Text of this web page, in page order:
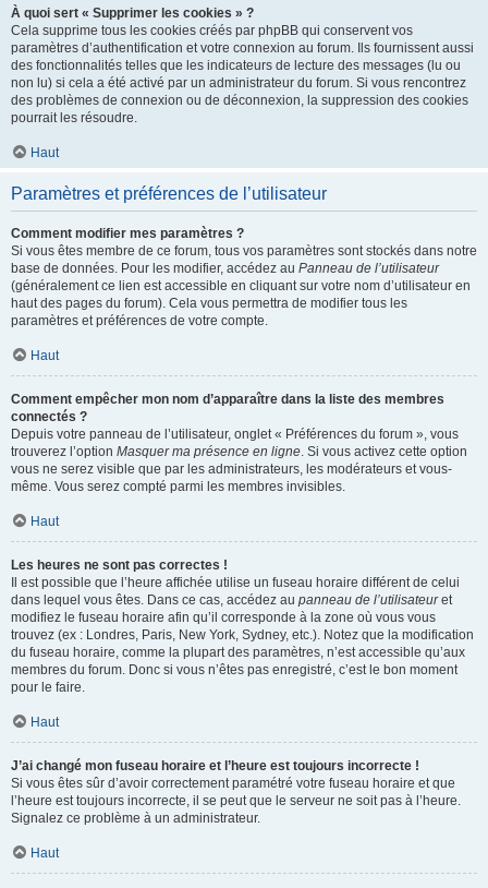
À quoi sert « Supprimer les cookies » ?
Cela supprime tous les cookies créés par phpBB qui conservent vos
paramètres d’authentification et votre connexion au forum. Ils fournissent aussi
des fonctionnalités telles que les indicateurs de lecture des messages (lu ou
non lu) si cela a été activé par un administrateur du forum. Si vous rencontrez
des problèmes de connexion ou de déconnexion, la suppression des cookies
pourrait les résoudre.
Haut
Paramètres et préférences de l’utilisateur
Comment modifier mes paramètres ?
Si vous êtes membre de ce forum, tous vos paramètres sont stockés dans notre
base de données. Pour les modifier, accédez au Panneau de l’utilisateur
(généralement ce lien est accessible en cliquant sur votre nom d’utilisateur en
haut des pages du forum). Cela vous permettra de modifier tous les
paramètres et préférences de votre compte.
Haut
Comment empêcher mon nom d’apparaître dans la liste des membres
connectés ?
Depuis votre panneau de l’utilisateur, onglet « Préférences du forum », vous
trouverez l’option Masquer ma présence en ligne. Si vous activez cette option
vous ne serez visible que par les administrateurs, les modérateurs et vous-
même. Vous serez compté parmi les membres invisibles.
Haut
Les heures ne sont pas correctes !
Il est possible que l’heure affichée utilise un fuseau horaire différent de celui
dans lequel vous êtes. Dans ce cas, accédez au panneau de l’utilisateuret
modifiez le fuseau horaire afin qu’il corresponde à la zone où vous vous
trouvez (ex : Londres, Paris, New York, Sydney, etc.). Notez que la modification
du fuseau horaire, comme la plupart des paramètres, n’est accessible qu’aux
membres du forum. Donc si vous n’êtes pas enregistré, c’est le bon moment
pour le faire.
Haut
J’ai changé mon fuseau horaire et l’heure est toujours incorrecte !
Si vous êtes sûr d’avoir correctement paramétré votre fuseau horaire et que
l’heure est toujours incorrecte, il se peut que le serveur ne soit pas à l’heure.
Signalez ce problème à un administrateur.
Haut